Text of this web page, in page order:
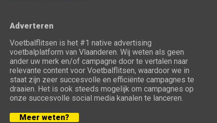
Adverteren
Voetbalflitsen is het #1 native advertising
voetbalplatform van Vlaanderen. Wij weten als geen
ander uw merk en/of campagne door te vertalen naar
relevante content voor Voetbalflitsen, waardoor we in
staat zijn zeer succesvolle en efficiënte campagnes te
draaien. Het is ook steeds mogelijk om campagnes op
onze succesvolle social media kanalen te lanceren.
Meer weten?